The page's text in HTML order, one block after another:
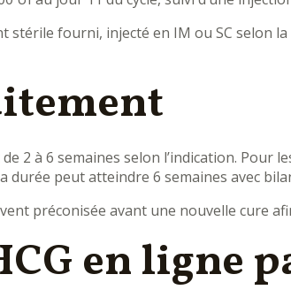
stérile fourni, injecté en IM ou SC selon
de 2 à 6 semaines selon l’indication.
durée peut atteindre 6 semaines avec
préconisée avant une nouvelle cure
en ligne